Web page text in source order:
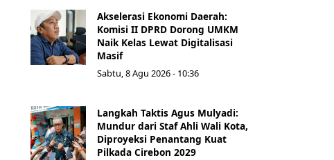
Akselerasi Ekonomi Daerah:
Komisi II DPRD Dorong UMKM
Naik Kelas Lewat Digitalisasi
Masif
Sabtu, 8 Agu 2026 - 10:36
Langkah Taktis Agus Mulyadi:
Mundur dari Staf Ahli Wali Kota,
Diproyeksi Penantang Kuat
Pilkada Cirebon 2029